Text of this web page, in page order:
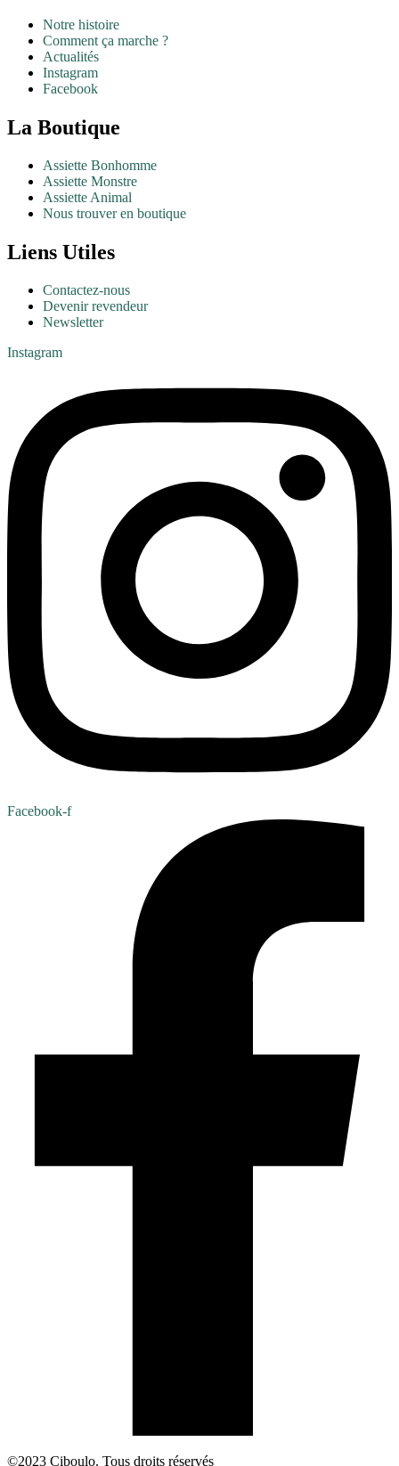
Notre histoire
Comment ça marche ?
Actualités
Instagram
Facebook
La Boutique
Assiette Bonhomme
Assiette Monstre
Assiette Animal
Nous trouver en boutique
Liens Utiles
Contactez-nous
Devenir revendeur
Newsletter
Instagram
Facebook-f
©2023 Ciboulo. Tous droits réservés